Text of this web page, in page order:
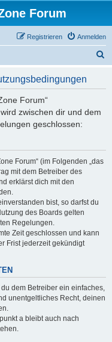
Forum
Anmelden
Registrieren
Forum“
zwischen dir und dem
geschlossen:
Forum“ (im Folgenden „das
mit dem Betreiber des
erklärst dich mit den
bist, so darfst du
des Boards gelten
Regelungen.
Zeit geschlossen und kann
Frist jederzeit gekündigt
dem Betreiber ein einfaches,
unentgeltliches Recht, deinen
a bleibt auch nach